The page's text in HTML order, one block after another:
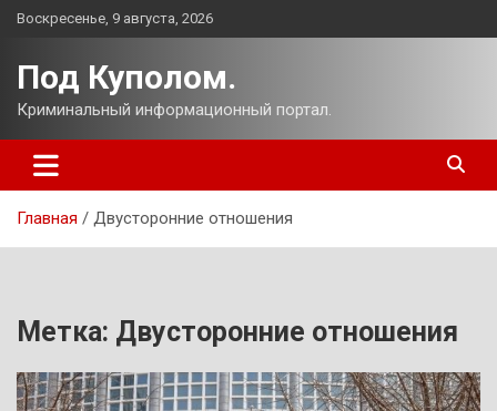
Перейти
Воскресенье, 9 августа, 2026
Под Куполом.
Криминальный информационный портал.
Главная Двусторонние отношения
Метка: Двусторонние отношения